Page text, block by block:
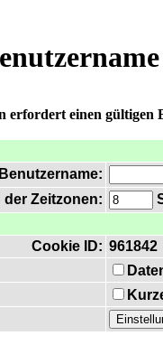
erfordert einen gültigen
Benutzername:
Zeitzonen:
Cookie ID: 961842